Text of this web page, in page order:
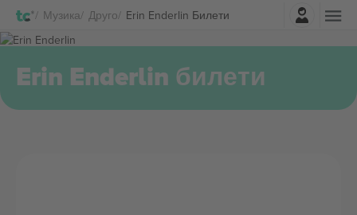
Музика Друго Erin Enderlin Билети
Најави се
Erin Enderlin билети